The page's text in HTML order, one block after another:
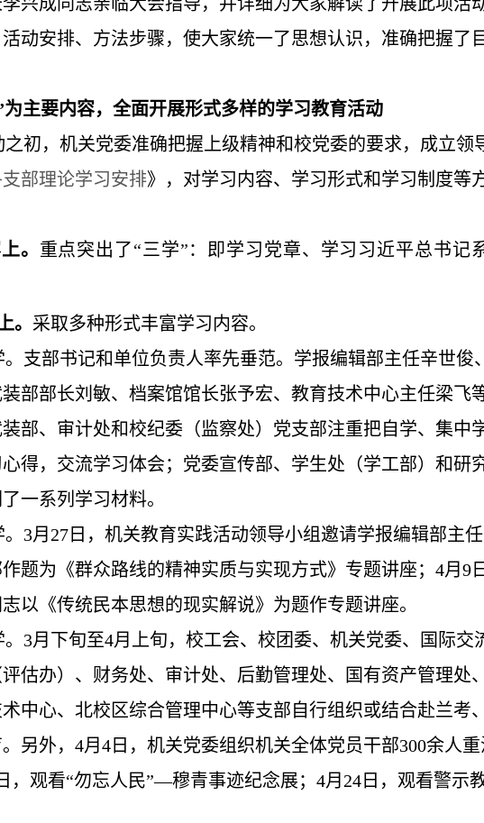
动安排、方法步骤，使大家统一了思想认识，准确把握了
为主要内容，全面开展形式多样的学习教育活动
初，机关党委准确把握上级精神和校党委的要求，成立领
支部理论学习安排》，对学习内容、学习形式和学习制度等
。 重点突出了“三学”：即学习党章、学习习近平总书记
。 采取多种形式丰富学习内容。
支部书记和单位负责人率先垂范。学报编辑部主任辛世俊
部部长刘敏、档案馆馆长张予宏、教育技术中心主任梁飞
部、审计处和校纪委（监察处）党支部注重把自学、集中
得，交流学习体会；党委宣传部、学生处（学工部）和研
一系列学习材料。
3月27日，机关教育实践活动领导小组邀请学报编辑部主
题为《群众路线的精神实质与实现方式》专题讲座；4月9
以《传统民本思想的现实解说》为题作专题讲座。
3月下旬至4月上旬，校工会、校团委、机关党委、国际交
估办）、财务处、审计处、后勤管理处、国有资产管理处
中心、北校区综合管理中心等支部自行组织或结合赴兰考
另外，4月4日，机关党委组织机关全体党员干部300余人
，观看“勿忘人民”—穆青事迹纪念展；4月24日，观看警示